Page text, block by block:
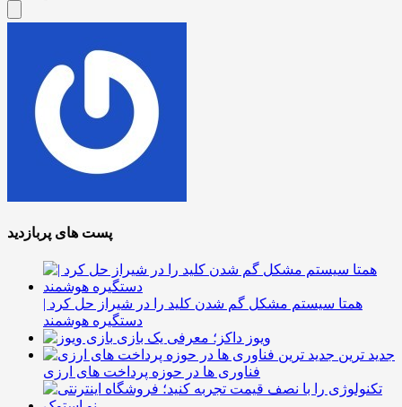
پست های پربازدید
همتا سیستم مشکل گم شدن کلید را در شیراز حل کرد |
دستگیره هوشمند
ویوز داکز؛ معرفی یک بازی
جدید ترین
فناوری ها در حوزه پرداخت های ارزی